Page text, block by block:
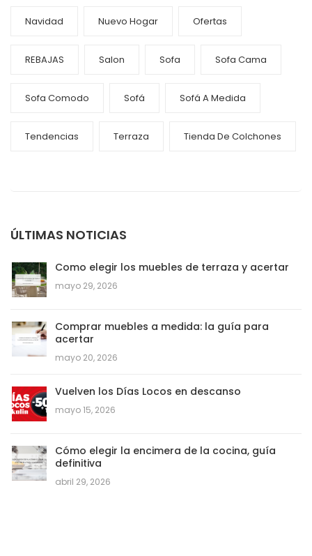
Navidad Nuevo Hogar Ofertas
REBAJAS Salon Sofa Sofa Cama
Sofa Comodo Sofá Sofá A Medida
Tendencias Terraza Tienda De Colchones
ÚLTIMAS NOTICIAS
Como elegir los muebles de terraza y acertar
mayo 29, 2026
Comprar muebles a medida: la guía para
acertar
mayo 20, 2026
Vuelven los Días Locos en descanso
mayo 15, 2026
Cómo elegir la encimera de la cocina, guía
definitiva
abril 29, 2026